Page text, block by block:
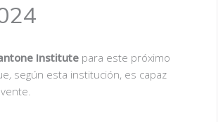
Institute para este próximo
, según esta institución, es capaz